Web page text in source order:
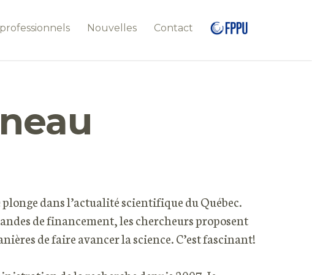
Nouvelles Contact
dans l’actualité scientifique du Québec.
de financement, les chercheurs proposent
de faire avancer la science. C’est fascinant!